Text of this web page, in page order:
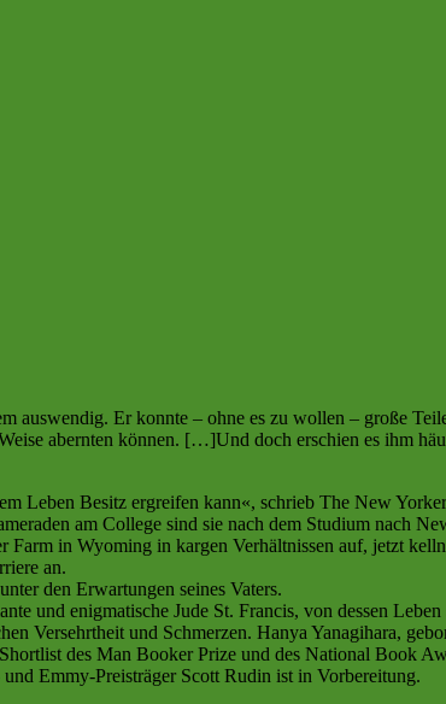
auswendig. Er konnte – ohne es zu wollen – große
abernten können. […]Und doch erschien es ihm
Leben Besitz ergreifen kann«, schrieb The New
am College sind sie nach dem Studium nach
Farm in Wyoming in kargen Verhältnissen auf, jetzt
an.
den Erwartungen seines Vaters.
und enigmatische Jude St. Francis, von dessen
Versehrtheit und Schmerzen. Hanya Yanagihara,
des Man Booker Prize und des National Book
Emmy-Preisträger Scott Rudin ist in Vorbereitung.